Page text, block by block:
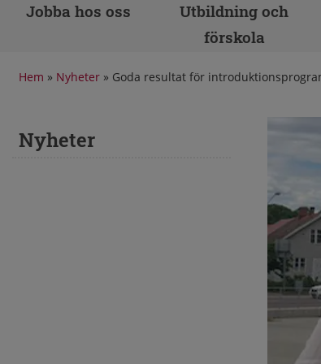
Jobba hos oss
Utbildning och
förskola
Hem » Nyheter » Goda resultat för
Nyheter